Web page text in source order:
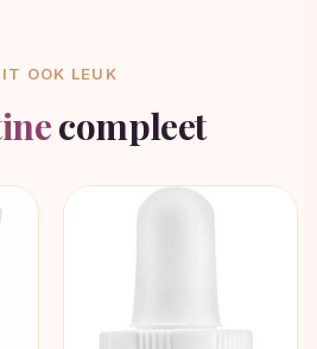
OOK LEUK
compleet